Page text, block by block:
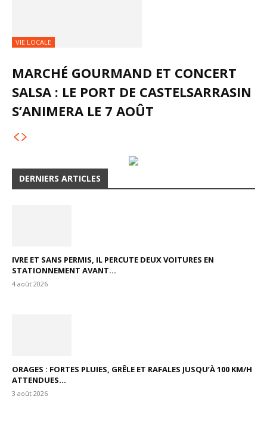
VIE LOCALE
MARCHÉ GOURMAND ET CONCERT
SALSA : LE PORT DE CASTELSARRASIN
S’ANIMERA LE 7 AOÛT
DERNIERS ARTICLES
IVRE ET SANS PERMIS, IL PERCUTE DEUX VOITURES EN
STATIONNEMENT AVANT...
4 août 2026
ORAGES : FORTES PLUIES, GRÊLE ET RAFALES JUSQU’À 100 KM/H
ATTENDUES...
3 août 2026